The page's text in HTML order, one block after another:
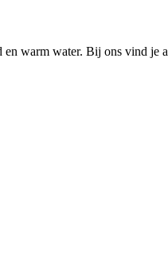
warm water. Bij ons vind